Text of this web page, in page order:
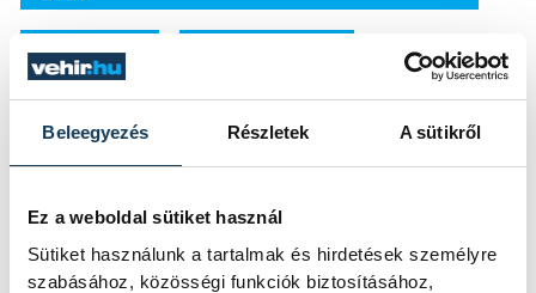
Beleegyezés Részletek A sütikről
Ez a weboldal sütiket használ
Sütiket használunk a tartalmak és hirdetések személyre
szabásához, közösségi funkciók biztosításához,
sportrégió
SZERZŐ
vehir.hu